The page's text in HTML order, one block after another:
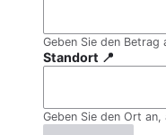
Geben Sie den
Standort 📍
Geben Sie den Ort